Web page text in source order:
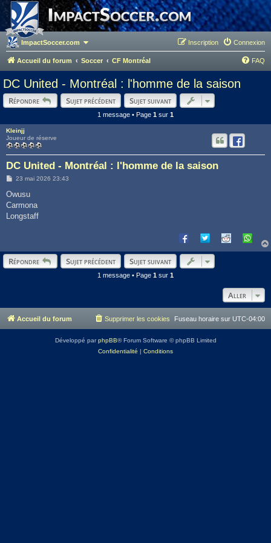
ImpactSoccer.com Connexion
Inscription
Accueil du forum Soccer CF Montréal FAQ
DC United - Montréal : l'homme de la saison
Répondre Sujet précédent Sujet suivant
1 message • Page 1 sur 1
Kleinjj
Joueur de réserve
DC United - Montréal : l'homme de la saison
M
s
a
g
23 mai 2026 23:43
Owusu
Carmona
Longstaff
Répondre Sujet précédent Sujet suivant
1 message • Page 1 sur 1
Aller
Accueil du forum Fuseau horaire sur UTC-04:00
Supprimer les cookies
Développé parphpBB® Forum Software © phpBB Limited
Confidentialité | Conditions